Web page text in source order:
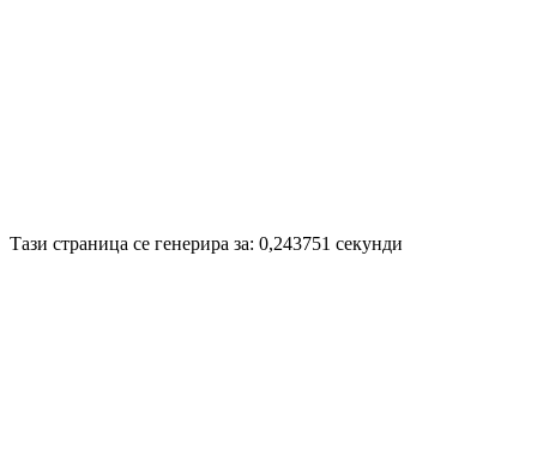
Тази страница се генерира за: 0,243751 секунди